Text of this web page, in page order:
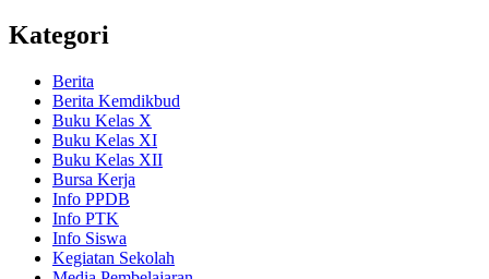
Kategori
Berita
Berita Kemdikbud
Buku Kelas X
Buku Kelas XI
Buku Kelas XII
Bursa Kerja
Info PPDB
Info PTK
Info Siswa
Kegiatan Sekolah